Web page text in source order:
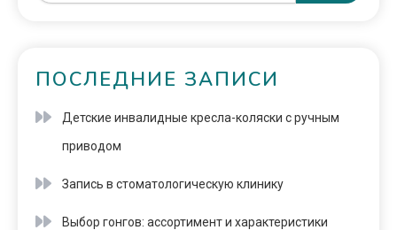
ПОСЛЕДНИЕ ЗАПИСИ
Детские инвалидные кресла-коляски с ручным
приводом
Запись в стоматологическую клинику
Выбор гонгов: ассортимент и характеристики